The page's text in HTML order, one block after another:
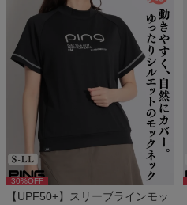
30%OFF
【UPF50+】スリーブラインモッ